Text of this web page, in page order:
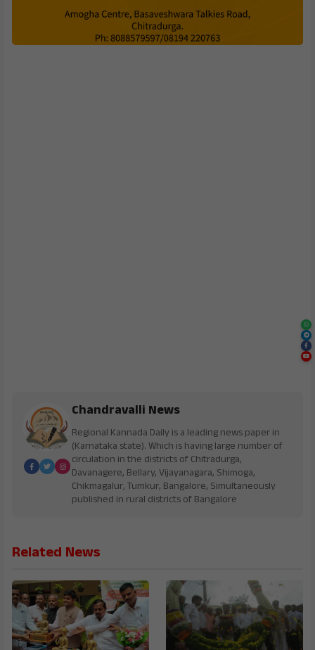
Chandravalli News
Regional Kannada Daily is a leading news paper in
(Karnataka state). Which is having large number of
circulation in the districts of Chitradurga,
Davanagere, Bellary, Vijayanagara, Shimoga,
Chikmagalur, Tumkur, Bangalore, Simultaneously
published in rural districts of Bangalore
Related News